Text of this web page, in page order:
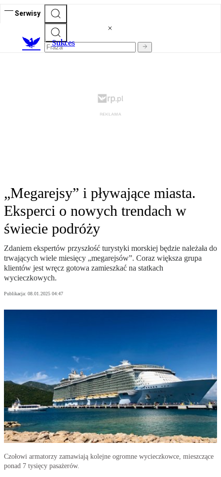
Serwisy
Sukces
„Megarejsy” i pływające miasta.
Eksperci o nowych trendach w
świecie podróży
Zdaniem ekspertów przyszłość turystyki morskiej będzie należała do
trwających wiele miesięcy „megarejsów”. Coraz większa grupa
klientów jest wręcz gotowa zamieszkać na statkach
wycieczkowych.
Publikacja: 08.01.2025 04:47
Czołowi armatorzy zamawiają kolejne ogromne wycieczkowce, mieszczące
ponad 7 tysięcy pasażerów.